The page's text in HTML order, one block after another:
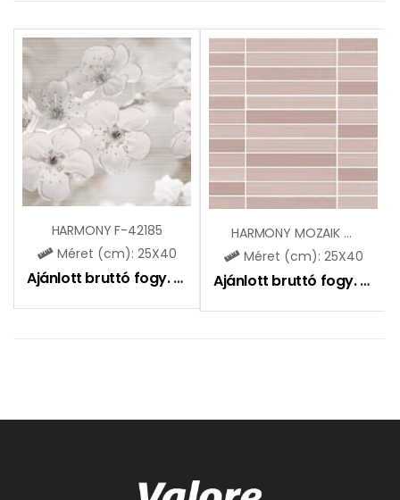
HARMONY F-42185
Méret (cm): 25X40
Ajánlott bruttó fogy. ár: 2765Ft
HARMONY MOZAIK ZBD42189
Méret (cm): 25X40
Ajánlott bruttó fogy. ár: